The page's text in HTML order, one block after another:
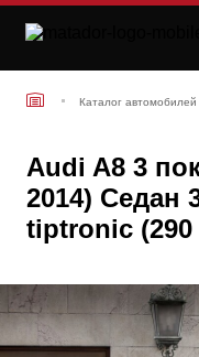
Каталог автомобилей
Audi A8 3
2014) Седан
tiptronic (290